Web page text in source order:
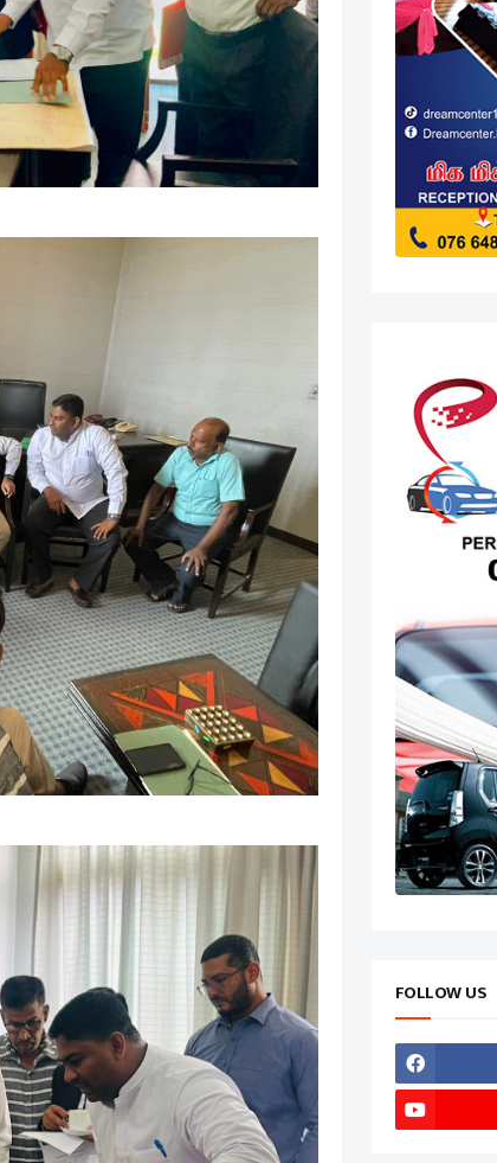
FOLLOW US